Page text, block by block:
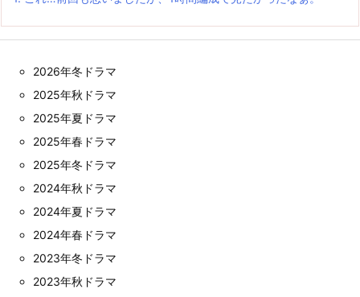
2026年冬ドラマ
2025年秋ドラマ
2025年夏ドラマ
2025年春ドラマ
2025年冬ドラマ
2024年秋ドラマ
2024年夏ドラマ
2024年春ドラマ
2023年冬ドラマ
2023年秋ドラマ